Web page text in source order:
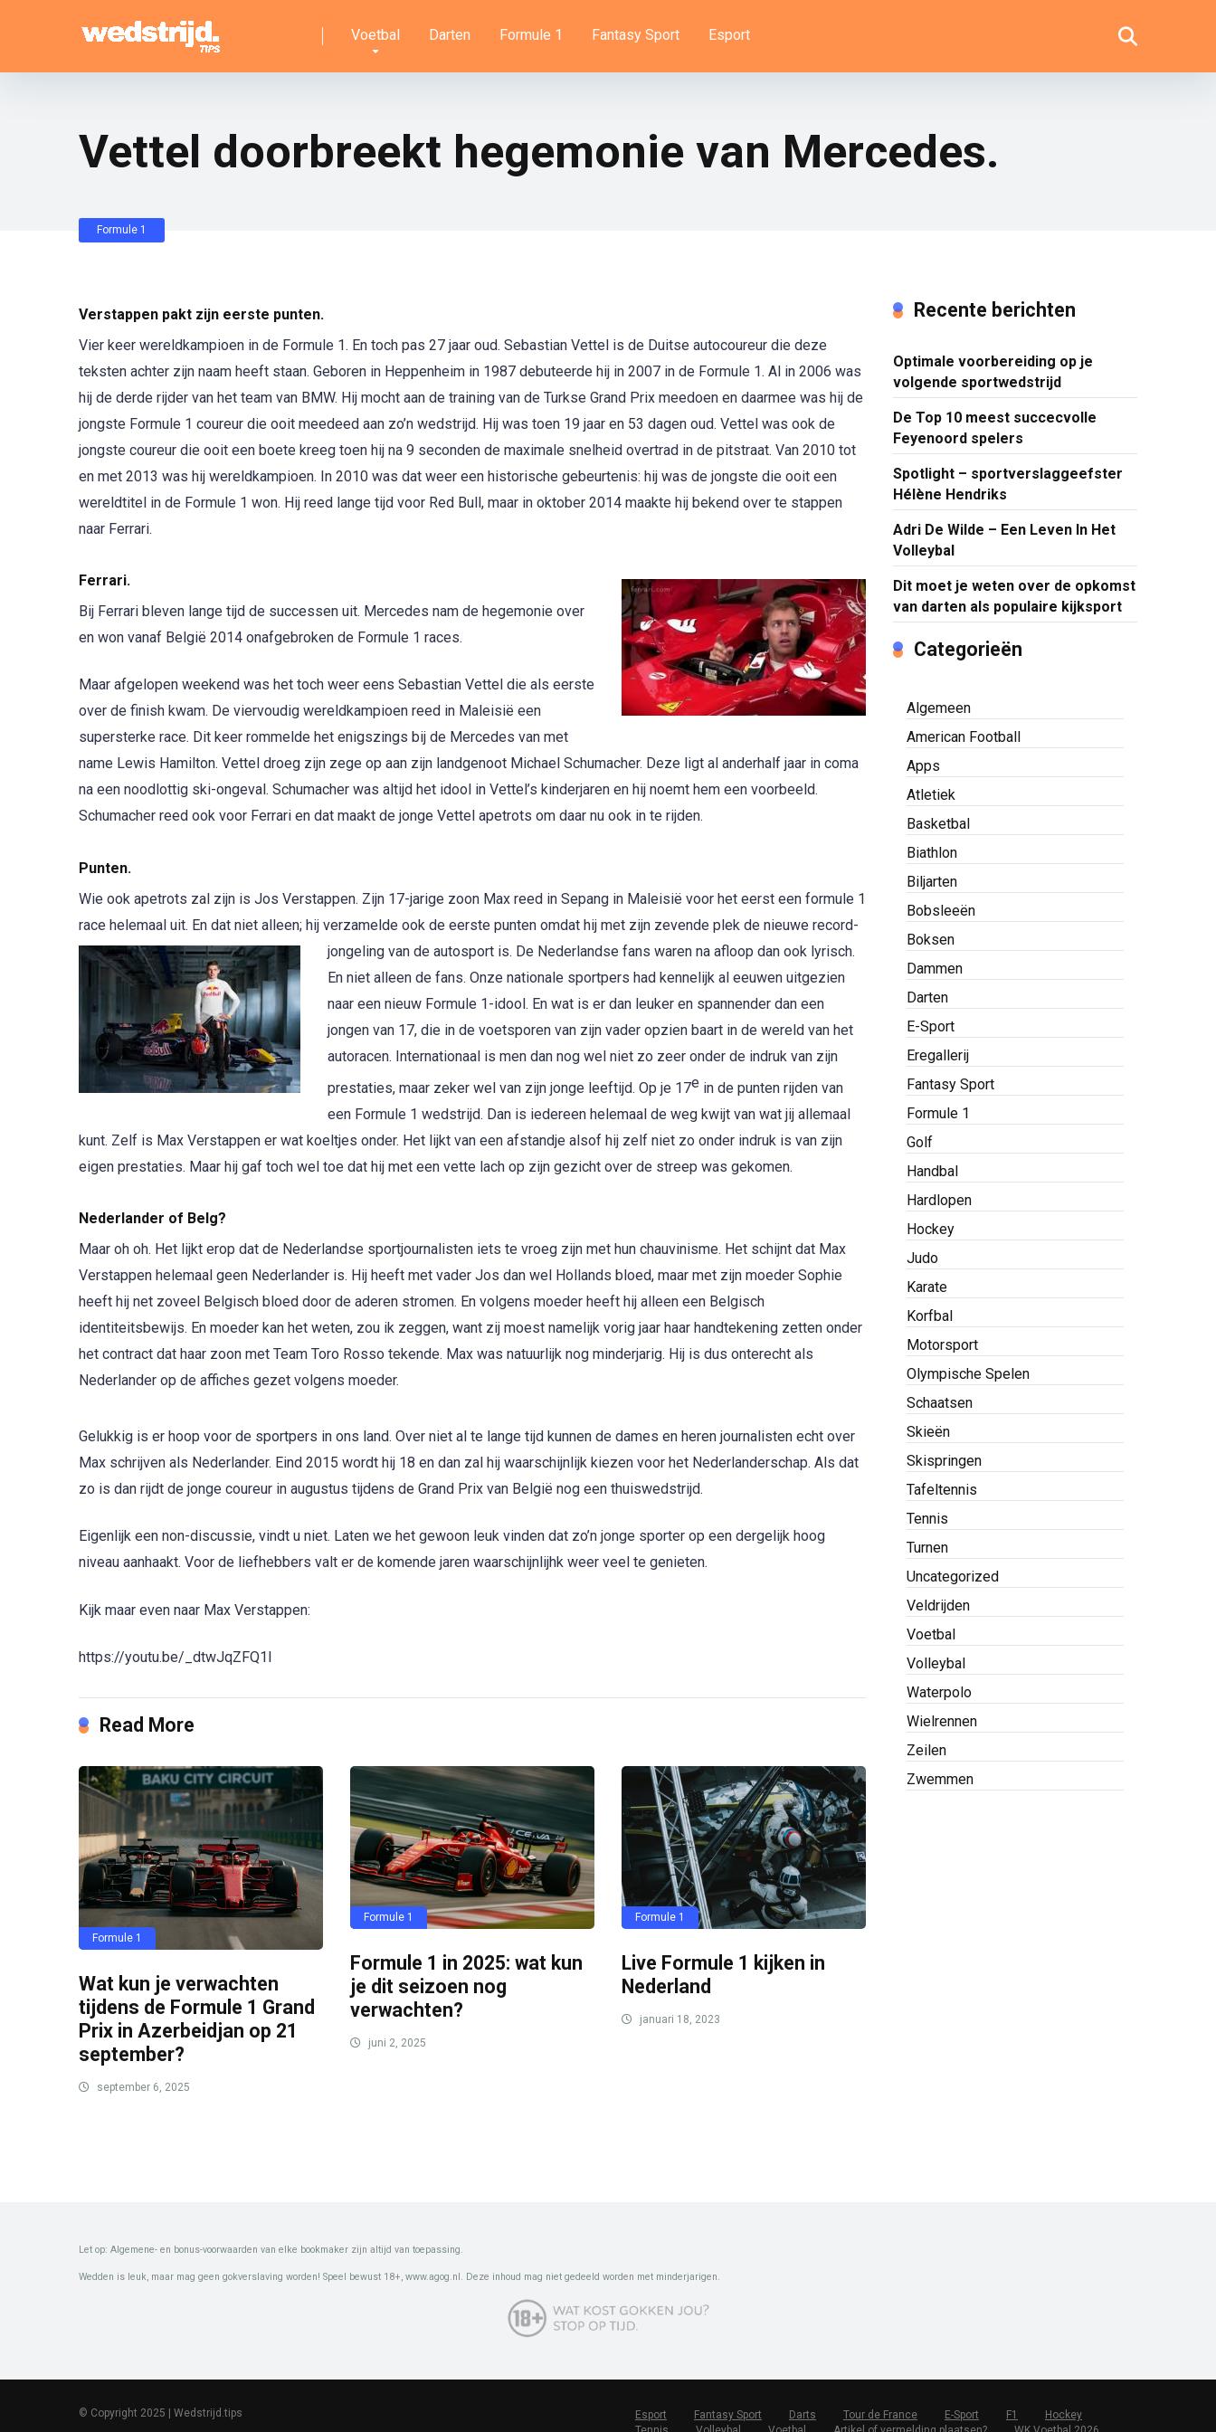
Voetbal Darten Formule 1 Fantasy Sport Esport
Vettel doorbreekt hegemonie van Mercedes.
Formule 1
Verstappen pakt zijn eerste punten.
Vier keer wereldkampioen in de Formule 1. En toch pas 27 jaar oud. Sebastian Vettel is de Duitse autocoureur die deze
teksten achter zijn naam heeft staan. Geboren in Heppenheim in 1987 debuteerde hij in 2007 in de Formule 1. Al in 2006 was
hij de derde rijder van het team van BMW. Hij mocht aan de training van de Turkse Grand Prix meedoen en daarmee was hij de
jongste Formule 1 coureur die ooit meedeed aan zo’n wedstrijd. Hij was toen 19 jaar en 53 dagen oud. Vettel was ook de
jongste coureur die ooit een boete kreeg toen hij na 9 seconden de maximale snelheid overtrad in de pitstraat. Van 2010 tot
en met 2013 was hij wereldkampioen. In 2010 was dat weer een historische gebeurtenis: hij was de jongste die ooit een
wereldtitel in de Formule 1 won. Hij reed lange tijd voor Red Bull, maar in oktober 2014 maakte hij bekend over te stappen
naar Ferrari.
Ferrari.
Bij Ferrari bleven lange tijd de successen uit. Mercedes nam de hegemonie over
en won vanaf België 2014 onafgebroken de Formule 1 races.
Maar afgelopen weekend was het toch weer eens Sebastian Vettel die als eerste
over de finish kwam. De viervoudig wereldkampioen reed in Maleisië een
supersterke race. Dit keer rommelde het enigszings bij de Mercedes van met
name Lewis Hamilton. Vettel droeg zijn zege op aan zijn landgenoot Michael Schumacher. Deze ligt al anderhalf jaar in coma
na een noodlottig ski-ongeval. Schumacher was altijd het idool in Vettel’s kinderjaren en hij noemt hem een voorbeeld.
Schumacher reed ook voor Ferrari en dat maakt de jonge Vettel apetrots om daar nu ook in te rijden.
Punten.
Wie ook apetrots zal zijn is Jos Verstappen. Zijn 17-jarige zoon Max reed in Sepang in Maleisië voor het eerst een formule 1
race helemaal uit. En dat niet alleen; hij verzamelde ook de eerste punten omdat hij met zijn zevende plek de nieuwe record-
jongeling van de autosport is. De Nederlandse fans waren na afloop dan ook lyrisch.
En niet alleen de fans. Onze nationale sportpers had kennelijk al eeuwen uitgezien
naar een nieuw Formule 1-idool. En wat is er dan leuker en spannender dan een
jongen van 17, die in de voetsporen van zijn vader opzien baart in de wereld van het
autoracen. Internationaal is men dan nog wel niet zo zeer onder de indruk van zijn
prestaties, maar zeker wel van zijn jonge leeftijd. Op je 17e in de punten rijden van
een Formule 1 wedstrijd. Dan is iedereen helemaal de weg kwijt van wat jij allemaal
kunt. Zelf is Max Verstappen er wat koeltjes onder. Het lijkt van een afstandje alsof hij zelf niet zo onder indruk is van zijn
eigen prestaties. Maar hij gaf toch wel toe dat hij met een vette lach op zijn gezicht over de streep was gekomen.
Nederlander of Belg?
Maar oh oh. Het lijkt erop dat de Nederlandse sportjournalisten iets te vroeg zijn met hun chauvinisme. Het schijnt dat Max
Verstappen helemaal geen Nederlander is. Hij heeft met vader Jos dan wel Hollands bloed, maar met zijn moeder Sophie
heeft hij net zoveel Belgisch bloed door de aderen stromen. En volgens moeder heeft hij alleen een Belgisch
identiteitsbewijs. En moeder kan het weten, zou ik zeggen, want zij moest namelijk vorig jaar haar handtekening zetten onder
het contract dat haar zoon met Team Toro Rosso tekende. Max was natuurlijk nog minderjarig. Hij is dus onterecht als
Nederlander op de affiches gezet volgens moeder.
Gelukkig is er hoop voor de sportpers in ons land. Over niet al te lange tijd kunnen de dames en heren journalisten echt over
Max schrijven als Nederlander. Eind 2015 wordt hij 18 en dan zal hij waarschijnlijk kiezen voor het Nederlanderschap. Als dat
zo is dan rijdt de jonge coureur in augustus tijdens de Grand Prix van België nog een thuiswedstrijd.
Eigenlijk een non-discussie, vindt u niet. Laten we het gewoon leuk vinden dat zo’n jonge sporter op een dergelijk hoog
niveau aanhaakt. Voor de liefhebbers valt er de komende jaren waarschijnlijhk weer veel te genieten.
Kijk maar even naar Max Verstappen:
https://youtu.be/_dtwJqZFQ1I
Read More
Formule 1
Wat kun je verwachten
tijdens de Formule 1 Grand
Prix in Azerbeidjan op 21
september?
september 6, 2025
Formule 1
Formule 1 in 2025: wat kun
je dit seizoen nog
verwachten?
juni 2, 2025
Formule 1
Live Formule 1 kijken in
Nederland
januari 18, 2023
Recente berichten
Optimale voorbereiding op je
volgende sportwedstrijd
De Top 10 meest succecvolle
Feyenoord spelers
Spotlight – sportverslaggeefster
Hélène Hendriks
Adri De Wilde – Een Leven In Het
Volleybal
Dit moet je weten over de opkomst
van darten als populaire kijksport
Categorieën
Algemeen
American Football
Apps
Atletiek
Basketbal
Biathlon
Biljarten
Bobsleeën
Boksen
Dammen
Darten
E-Sport
Eregallerij
Fantasy Sport
Formule 1
Golf
Handbal
Hardlopen
Hockey
Judo
Karate
Korfbal
Motorsport
Olympische Spelen
Schaatsen
Skieën
Skispringen
Tafeltennis
Tennis
Turnen
Uncategorized
Veldrijden
Voetbal
Volleybal
Waterpolo
Wielrennen
Zeilen
Zwemmen
Let op: Algemene- en bonus-voorwaarden van elke bookmaker zijn altijd van toepassing.
Wedden is leuk, maar mag geen gokverslaving worden! Speel bewust 18+, www.agog.nl. Deze inhoud mag niet gedeeld worden met minderjarigen.
© Copyright 2025 | Wedstrijd.tips Esport Fantasy Sport Darts Tour de France E-Sport F1
Hockey